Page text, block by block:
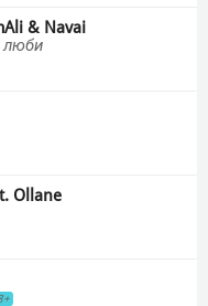
& Navai
люби
Ollane